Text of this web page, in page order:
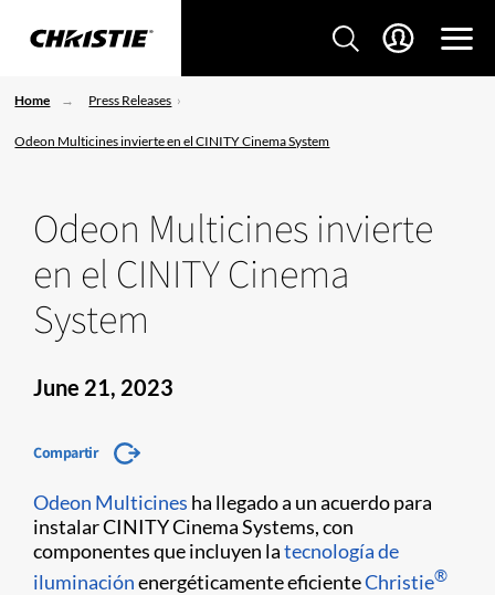
Home Press Releases
Odeon Multicines invierte en el CINITY Cinema System
Odeon Multicines invierte
en el CINITY Cinema
System
June 21, 2023
Compartir
Odeon Multicines ha llegado a un acuerdo para
instalar CINITY Cinema Systems, con
componentes que incluyen latecnología de
iluminaciónenergéticamente eficienteChristie®